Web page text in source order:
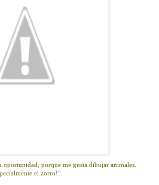
oportunidad, porque me gusta dibujar animales.
el zorro!"